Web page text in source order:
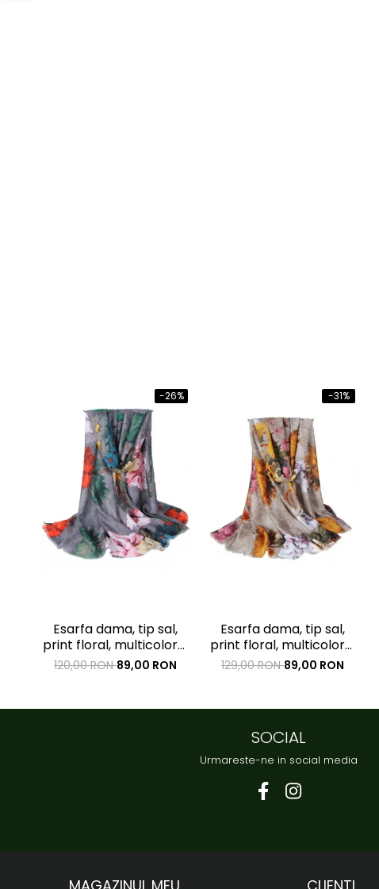
-26%
Esarfa dama, tip sal,
print floral, multicolora,
fond gri, 90 x 180 cm
120,00 RON89,00 RON
-31%
Esarfa dama, tip sal,
print floral, multicolora,
fond bej, 90 x 180 cm
129,00 RON89,00 RON
SOCIAL
Urmareste-ne in social media
MAGAZINUL MEU CLIENTI